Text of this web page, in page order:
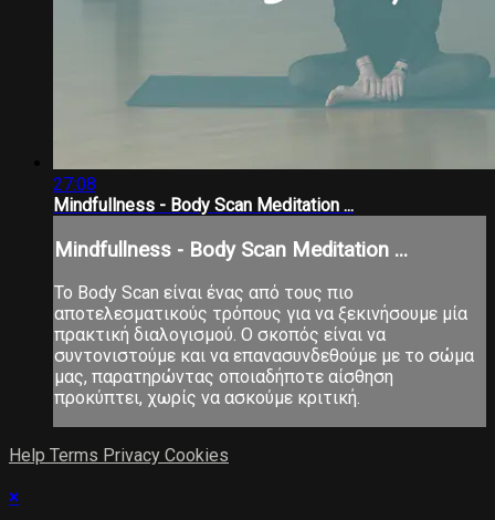
27:08
Μindfullness - Body Scan Meditation ...
Μindfullness - Body Scan Meditation ...
Το Body Scan είναι ένας από τους πιο
αποτελεσματικούς τρόπους για να ξεκινήσουμε μία
πρακτική διαλογισμού. Ο σκοπός είναι να
συντονιστούμε και να επανασυνδεθούμε με το σώμα
μας, παρατηρώντας οποιαδήποτε αίσθηση
προκύπτει, χωρίς να ασκούμε κριτική.
Help Terms Privacy Cookies
×